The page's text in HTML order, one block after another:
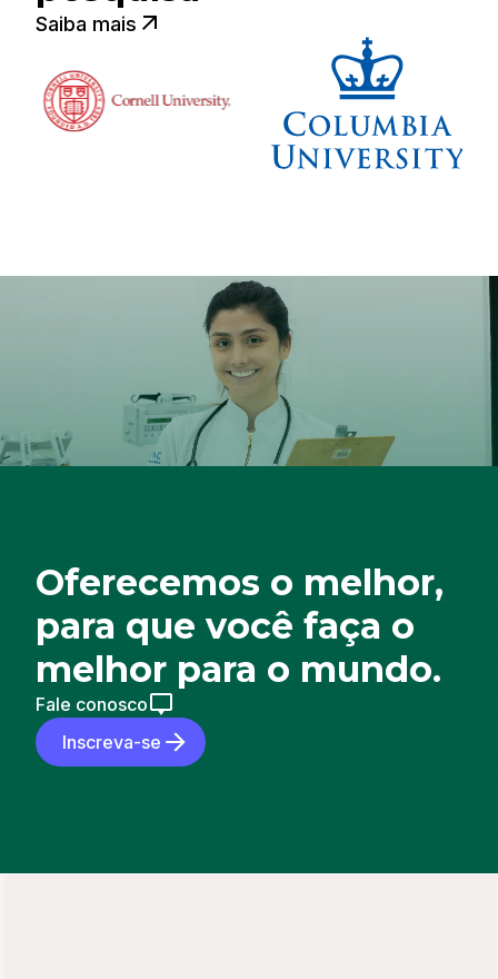
Saiba mais
Oferecemos o melhor,
para que você faça o
melhor para o mundo.
Fale conosco
Inscreva-se